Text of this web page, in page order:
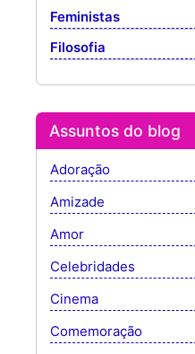
Feministas
Filosofia
Assuntos do blog
Adoração
Amizade
Amor
Celebridades
Cinema
Comemoração